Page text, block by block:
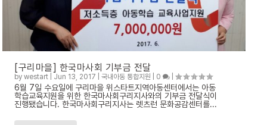
[구리마을] 한국마사회 기부금 전달
by westart Jun 13, 2017 국내아동 통합지원 0
6월 7일 수요일에 구리마을 위스타트지역아동센터에서는 아동
학습교육지원을 위한 한국마사회구리지사와의 기부금 전달식이
진행됐습니다. 한국마사회구리지사는 렛츠런 문화공감센터를...